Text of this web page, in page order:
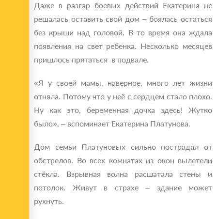
Даже в разгар боевых действий Екатерина не
решалась оставить свой дом – боялась остаться
без крыши над головой. В то время она ждала
появления на свет ребенка. Несколько месяцев
пришлось прятаться в подвале.
«Я у своей мамы, наверное, много лет жизни
отняла. Потому что у неё с сердцем стало плохо.
Ну как это, беременная дочка здесь! Жутко
было», – вспоминает Екатерина Платунова.
Дом семьи Платуновых сильно пострадал от
обстрелов. Во всех комнатах из окон вылетели
стёкла. Взрывная волна расшатала стены и
потолок. Живут в страхе – здание может
рухнуть.